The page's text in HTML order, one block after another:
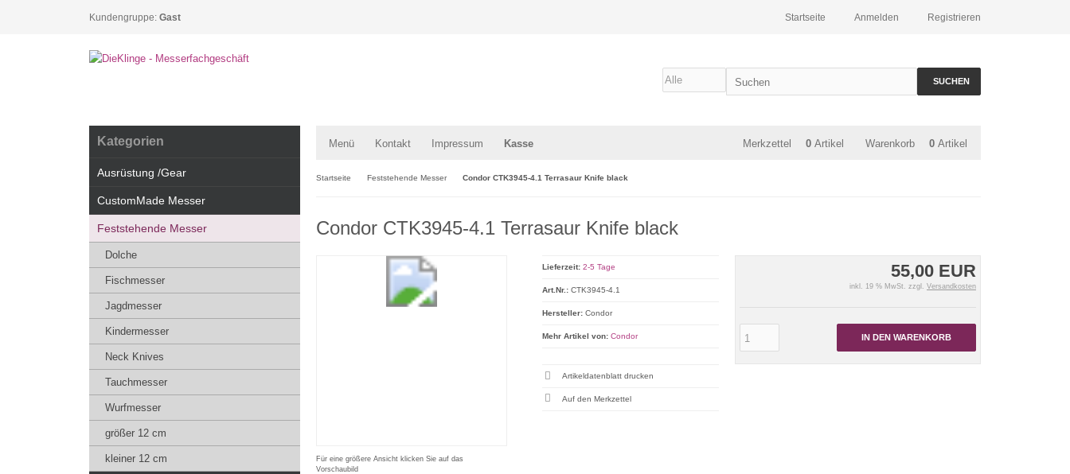
Kundengruppe: Gast Registrieren
Anmelden
Startseite
SUCHEN
Menü Kontakt Impressum Kasse Warenkorb 0 Artikel
Merkzettel 0 Artikel
Startseite Feststehende Messer Condor CTK3945-4.1 Terrasaur Knife black
Condor CTK3945-4.1 Terrasaur Knife black
Für eine größere Ansicht klicken Sie auf das
Vorschaubild
55,00 EUR
inkl. 19 % MwSt. zzgl. Versandkosten
IN DEN WARENKORB
Lieferzeit: 2-5 Tage
Art.Nr.: CTK3945-4.1
Hersteller: Condor
Mehr Artikel von: Condor
Artikeldatenblatt drucken
Kategorien
Ausrüstung /Gear
CustomMade Messer
Feststehende Messer
Dolche
Fischmesser
Jagdmesser
Kindermesser
Neck Knives
Tauchmesser
Wurfmesser
größer 12 cm
kleiner 12 cm